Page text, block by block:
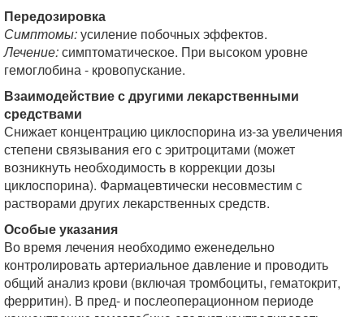
Передозировка
Симптомы:усиление побочных эффектов.
Лечение:симптоматическое. При высоком уровне
гемоглобина - кровопускание.
Взаимодействие с другими лекарственными
средствами
Снижает концентрацию циклоспорина из-за увеличения
степени связывания его с эритроцитами (может
возникнуть необходимость в коррекции дозы
циклоспорина). Фармацевтически несовместим с
растворами других лекарственных средств.
Особые указания
Во время лечения необходимо еженедельно
контролировать артериальное давление и проводить
общий анализ крови (включая тромбоциты, гематокрит,
ферритин). В пред- и послеоперационном периоде